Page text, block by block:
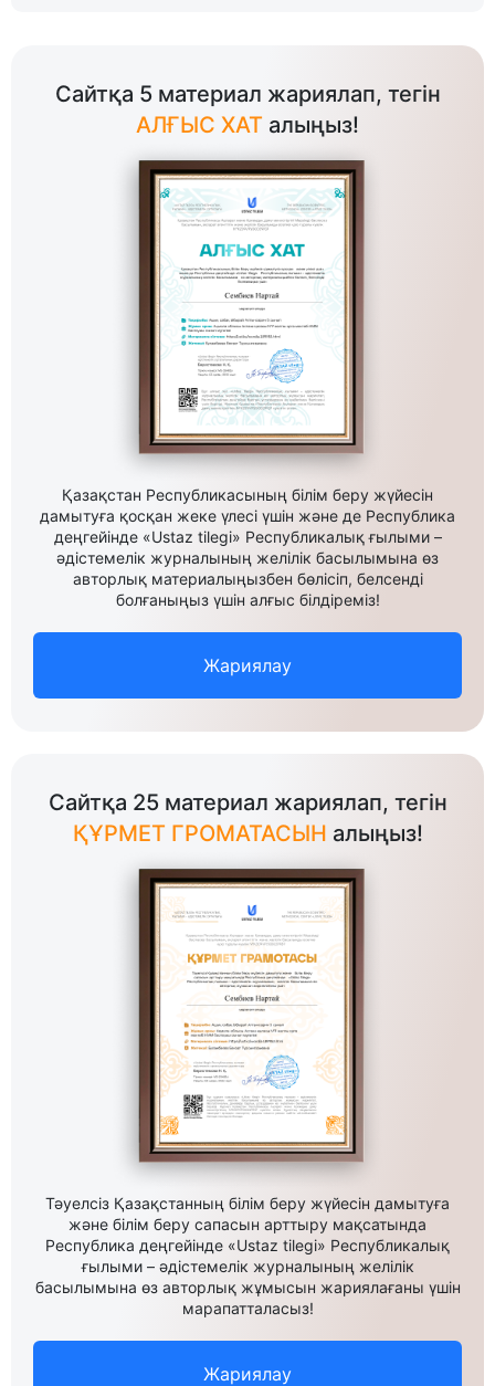
Сайтқа 5 материал жариялап, тегін
АЛҒЫС ХАТ алыңыз!
Қазақстан Республикасының білім беру жүйесін
дамытуға қосқан жеке үлесі үшін және де Республика
деңгейінде «Ustaz tilegi» Республикалық ғылыми –
әдістемелік журналының желілік басылымына өз
авторлық материалыңызбен бөлісіп, белсенді
болғаныңыз үшін алғыс білдіреміз!
Жариялау
Сайтқа 25 материал жариялап, тегін
ҚҰРМЕТ ГРОМАТАСЫН алыңыз!
Тәуелсіз Қазақстанның білім беру жүйесін дамытуға
және білім беру сапасын арттыру мақсатында
Республика деңгейінде «Ustaz tilegi» Республикалық
ғылыми – әдістемелік журналының желілік
басылымына өз авторлық жұмысын жариялағаны үшін
марапатталасыз!
Жариялау